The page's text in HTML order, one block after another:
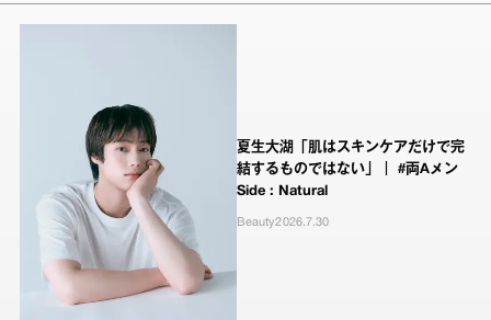
夏生大湖「肌はスキンケアだけで完
結するものではない」｜ #両Aメン
Side : Natural
Beauty2026.7.30